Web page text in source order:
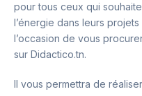
pour tous ceux qui
l’énergie dans leurs
l’occasion de vous
sur Didactico.tn.
Il vous permettra de